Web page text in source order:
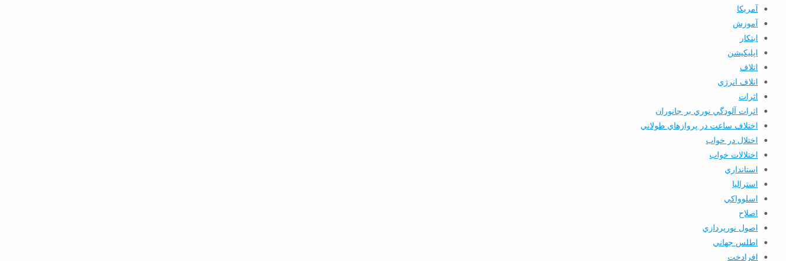
آمریکا
آموزش
ابتكار
اپليكيشن
اتلاف
اتلاف انرژي
اثرات
اثرات آلودگي نوري بر جانوران
اختلاف ساعت در پروازهاي طولاني
اختلال در خواب
اختلالات خواب
استانداري
استرالیا
اسلوواكي
اصلاح
اصول نورپردازي
اطلس جهاني
افرادخت